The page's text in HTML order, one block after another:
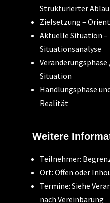
Strukturierter
Zielsetzung –
Aktuelle Situation –
Situationsanalyse
Situation
Handlungsphase
Realität
Weitere
Teilnehmer:
Ort: Offen oder
Termine: Siehe
nach Vereinbarung